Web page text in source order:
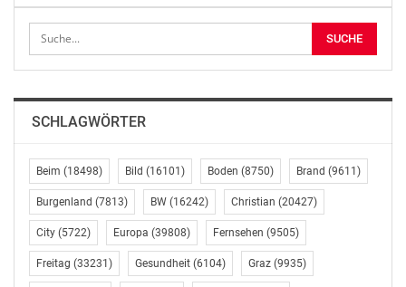
Arbeitgeber nicht mehr abgezogen werden“, erläutert
Foglar.
dem auch einiges kritisiert werden muss, etwa dass
bestimmte Branchen ausgeschlossen werden sollen,
Beschäftigte zweiter Klasse. Das lehnen wir natürlich
entschieden ab.“
Starke europäische Arbeitsbehörde zur
grenzüberschreitenden Kontrolle
SCHLAGWÖRTER
Beim (18498) Bild (16101) Boden (8750) Brand (9611)
Burgenland (7813) BW (16242) Christian (20427)
City (5722) Europa (39808) Fernsehen (9505)
Freitag (33231) Gesundheit (6104) Graz (9935)